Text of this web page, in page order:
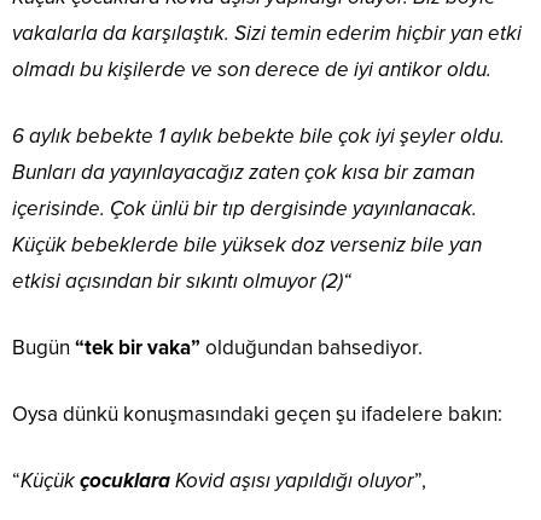
vakalarla da karşılaştık. Sizi temin ederim hiçbir yan etki
olmadı bu kişilerde ve son derece de iyi antikor oldu.
6 aylık bebekte 1 aylık bebekte bile çok iyi şeyler oldu.
Bunları da yayınlayacağız zaten çok kısa bir zaman
içerisinde. Çok ünlü bir tıp dergisinde yayınlanacak.
Küçük bebeklerde bile yüksek doz verseniz bile yan
etkisi açısından bir sıkıntı olmuyor(2)“
Bugün “tek bir vaka” olduğundan bahsediyor.
Oysa dünkü konuşmasındaki geçen şu ifadelere bakın:
“KüçükçocuklaraKovid aşısı yapıldığı oluyor”,